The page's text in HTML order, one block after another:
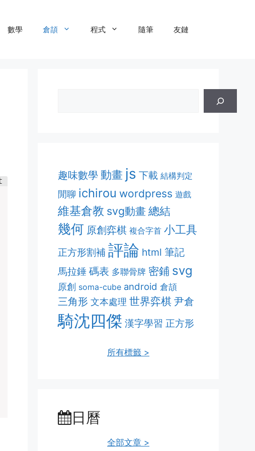
數學 倉頡 程式 隨筆 友鏈
趣味數學 動畫 js 下載 結構判定
閒聊 ichirou wordpress 遊戲
維基倉教 svg動畫 總結
幾何 原創弈棋 複合字首 小工具
正方形割補 評論 html 筆記
馬拉錘 碼表 多聯骨牌 密鋪 svg
原創 soma-cube android 倉頡
三角形 文本處理 世界弈棋 尹倉
騎沈四傑 漢字學習 正方形
所有標籤 >
日曆
全部文章 >